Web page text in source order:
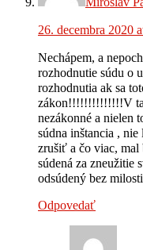
26. decembra 2020
Nechápem, a
rozhodnutie súdu o
rozhodnutia ak sa
zákon!!!!!!!!!!!!!!V
nezákonné a nielen
súdna inštancia ,
zrušiť a čo viac, mal
súdená za zneužitie
odsúdený bez
Odpovedať